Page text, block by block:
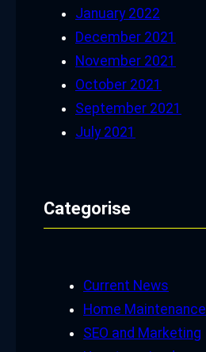
January 2022
December 2021
November 2021
October 2021
September 2021
July 2021
Categorise
Current News
Home Maintenance
SEO and Marketing